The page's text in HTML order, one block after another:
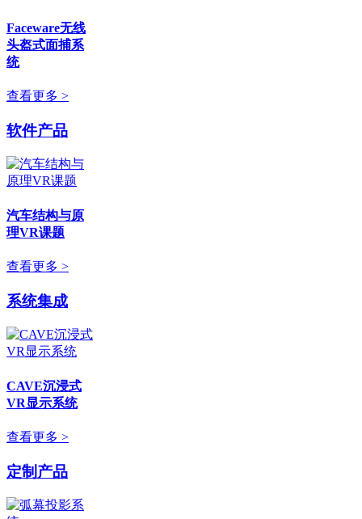
Faceware无线
头盔式面捕系
统
查看更多 >
软件产品
汽车结构与原
理VR课题
查看更多 >
系统集成
CAVE沉浸式
VR显示系统
查看更多 >
定制产品